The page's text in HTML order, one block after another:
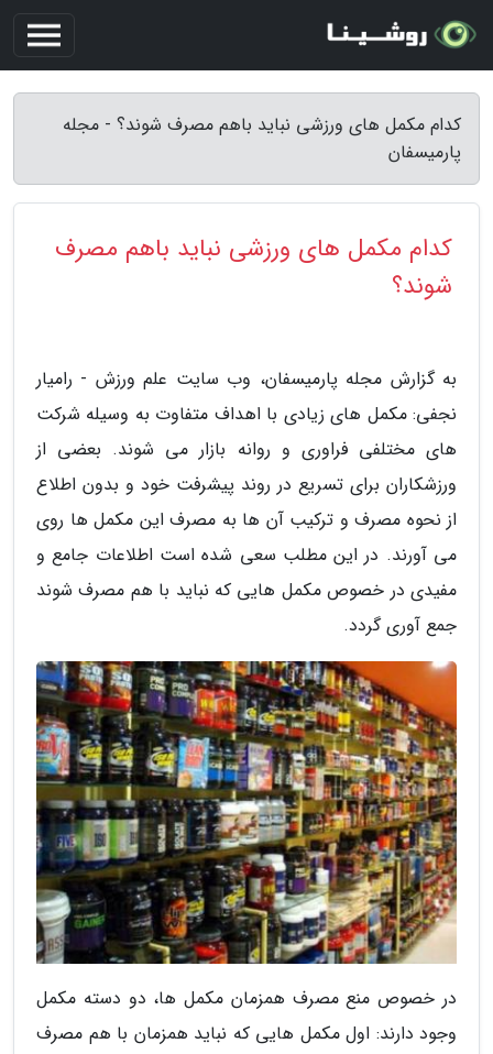
کدام مکمل های ورزشی نباید باهم مصرف شوند؟ - مجله
پارمیسفان
کدام مکمل های ورزشی نباید باهم مصرف
شوند؟
به گزارش مجله پارمیسفان، وب سایت علم ورزش - رامیار
نجفی: مکمل های زیادی با اهداف متفاوت به وسیله شرکت
های مختلفی فراوری و روانه بازار می شوند. بعضی از
ورزشکاران برای تسریع در روند پیشرفت خود و بدون اطلاع
از نحوه مصرف و ترکیب آن ها به مصرف این مکمل ها روی
می آورند. در این مطلب سعی شده است اطلاعات جامع و
مفیدی در خصوص مکمل هایی که نباید با هم مصرف شوند
جمع آوری گردد.
در خصوص منع مصرف همزمان مکمل ها، دو دسته مکمل
وجود دارند: اول مکمل هایی که نباید همزمان با هم مصرف